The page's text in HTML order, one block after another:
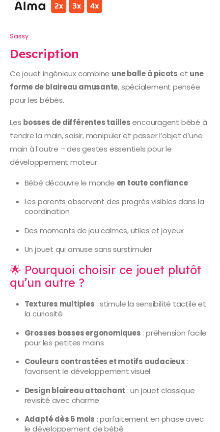
Sassy
Description
Ce jouet ingénieux combine une balle à picots et une
forme de blaireau amusante, spécialement pensée
pour les bébés.
Les bosses de différentes taillesencouragent bébé à
tendre la main, saisir, manipuler et passer l’objet d’une
main à l’autre – des gestes essentiels pour le
développement moteur.
Bébé découvre le monde en toute confiance
Les parents observent des progrès visibles dans la
coordination
Des moments de jeu calmes, utiles et joyeux
Un jouet qui amuse sans surstimuler
🌟 Pourquoi choisir ce jouet plutôt
qu’un autre ?
Textures multiples : stimule la sensibilité tactile et
la curiosité
Grosses bosses ergonomiques : préhension facile
pour les petites mains
Couleurs contrastées et motifs audacieux:
favorisent le développement visuel
Design blaireau attachant : un jouet classique
revisité avec charme
Adapté dès 6 mois : parfaitement en phase avec
le développement de bébé